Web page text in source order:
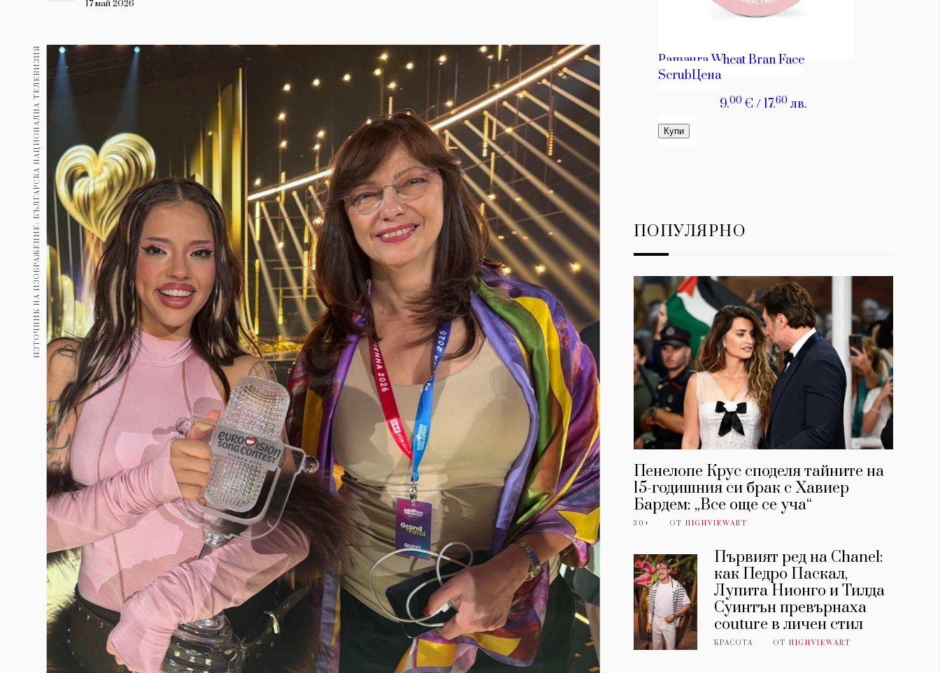
Здраве 389
Gentlemen
Wellness 1816
ПОСЛЕДВАЙТЕ
НИ
17 май 2026
ИЗТОЧНИК НА ИЗОБРАЖЕНИЕ: БЪЛГАРСКА НАЦИОНАЛНА ТЕЛЕВИЗИЯ ПОПУЛЯРНО
Пенелопе Крус споделя тайните на
15-годишния си брак с Хавиер
Бардем: „Все още се уча“
30+ ОТ HIGHVIEWART
Първият ред на Chanel:
как Педро Паскал,
Лупита Нионго и Тилда
Суинтън превърнаха
couture в личен стил
КРАСОТА ОТHIGHVIEWART